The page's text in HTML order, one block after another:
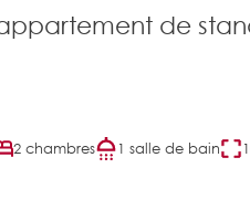
de
2 chambres 1 salle de bain